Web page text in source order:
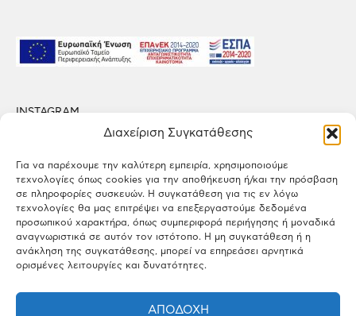
Διαχείριση Συγκατάθεσης
Για να παρέχουμε την καλύτερη εμπειρία, χρησιμοποιούμε
τεχνολογίες όπως cookies για την αποθήκευση ή/και την πρόσβαση
σε πληροφορίες συσκευών. Η συγκατάθεση για τις εν λόγω
τεχνολογίες θα μας επιτρέψει να επεξεργαστούμε δεδομένα
προσωπικού χαρακτήρα, όπως συμπεριφορά περιήγησης ή μοναδικά
αναγνωριστικά σε αυτόν τον ιστότοπο. Η μη συγκατάθεση ή η
ανάκληση της συγκατάθεσης, μπορεί να επηρεάσει αρνητικά
ορισμένες λειτουργίες και δυνατότητες.
ΑΠΟΔΟΧΉ
INSTAGRAM
ΠΟΛΙΤΙΚΗ ΑΠΟΡΡΗΤΟΥ
ΟΡΟΙ ΧΡΗΣΗΣ
ΕΡΓΟΣΤΑΣΙΟ
Πάτημα Σχηματαρίου, Τ.Κ. 32009 Σχηματάρι, Βοιωτία
ΓΡΑΦΕΙΑ